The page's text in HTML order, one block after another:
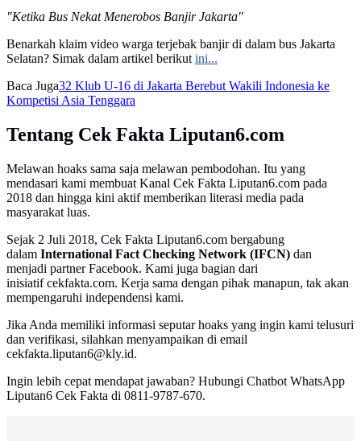
"Ketika Bus Nekat Menerobos Banjir Jakarta"
Benarkah klaim video warga terjebak banjir di dalam bus Jakarta
Selatan? Simak dalam artikel berikut ini...
Baca Juga32 Klub U-16 di Jakarta Berebut Wakili Indonesia ke
Kompetisi Asia Tenggara
Tentang Cek Fakta Liputan6.com
Melawan hoaks sama saja melawan pembodohan. Itu yang
mendasari kami membuat Kanal Cek Fakta Liputan6.com pada
2018 dan hingga kini aktif memberikan literasi media pada
masyarakat luas.
Sejak 2 Juli 2018, Cek Fakta Liputan6.com bergabung
dalam International Fact Checking Network (IFCN) dan
menjadi partner Facebook. Kami juga bagian dari
inisiatif cekfakta.com. Kerja sama dengan pihak manapun, tak akan
mempengaruhi independensi kami.
Jika Anda memiliki informasi seputar hoaks yang ingin kami telusuri
dan verifikasi, silahkan menyampaikan di email
cekfakta.liputan6@kly.id.
Ingin lebih cepat mendapat jawaban? Hubungi Chatbot WhatsApp
Liputan6 Cek Fakta di 0811-9787-670.